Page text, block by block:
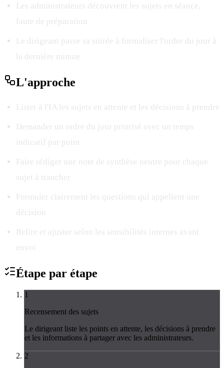
Les administrateurs découvrent les sujets en séance,
faute de préparation
Le dirigeant passe sa soirée à formaliser l'ordre du jour à
la dernière minute
L'approche
Lister à l'IA les sujets en attente et les décisions à prendre
Demander un ordre du jour priorisé avec un temps
indicatif par point
Faire rédiger une note de synthèse neutre pour chaque
sujet à trancher
Formuler clairement les questions qui appellent une
décision
Relire et ajuster selon les sensibilités internes avant
envoi
Étape par étape
1
Recensement des sujets
Le dirigeant liste les points en attente, les décisions à prendre
et les informations à partager avec les administrateurs.
2